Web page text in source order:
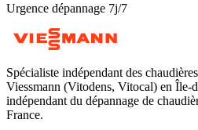
Urgence dépannage 7j/7
Spécialiste indépendant des
Viessmann (Vitodens, Vitocal) en Île-
indépendant du dépannage de
France.